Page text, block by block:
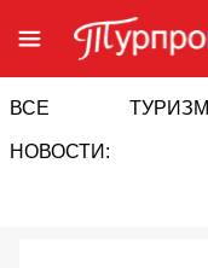
ВСЕ
НОВОСТИ:
ТУРИЗМ